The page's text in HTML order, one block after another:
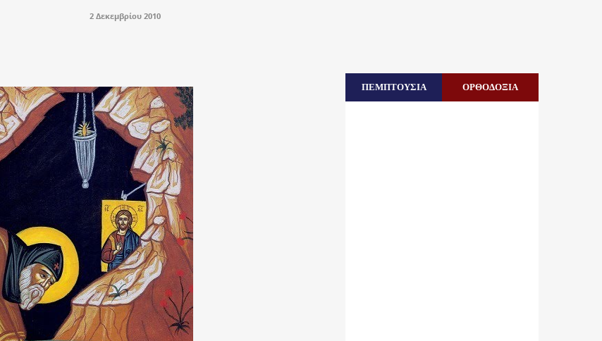
2 Δεκεμβρίου 2010
ΠΕΜΠΤΟΥΣΙΑ ΟΡΘΟΔΟΞΙΑ